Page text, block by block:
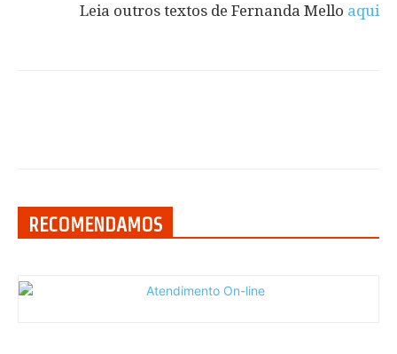
Leia outros textos de Fernanda Mello aqui
RECOMENDAMOS